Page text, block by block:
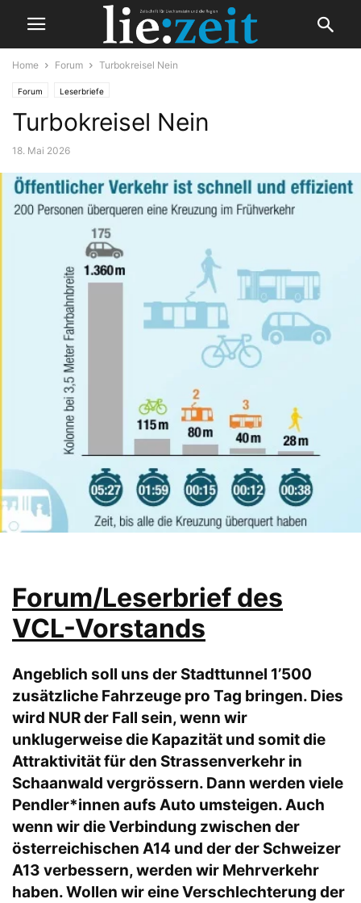
Home Forum Turbokreisel Nein
Forum Leserbriefe
Turbokreisel Nein
18. Mai 2026
Forum/Leserbrief des
VCL-Vorstands
Angeblich soll uns der Stadttunnel 1’500
zusätzliche Fahrzeuge pro Tag bringen. Dies
wird NUR der Fall sein, wenn wir
unklugerweise die Kapazität und somit die
Attraktivität für den Strassenverkehr in
Schaanwald vergrössern. Dann werden viele
Pendler*innen aufs Auto umsteigen. Auch
wenn wir die Verbindung zwischen der
österreichischen A14 und der der Schweizer
A13 verbessern, werden wir Mehrverkehr
haben. Wollen wir eine Verschlechterung der